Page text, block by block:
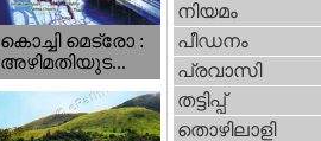
കൊച്ചി മെട്രോ :
അഴിമതിയുട...
നിയമം
പീഡനം
പ്രവാസി
തട്ടിപ്പ്‌
തൊഴിലാളി